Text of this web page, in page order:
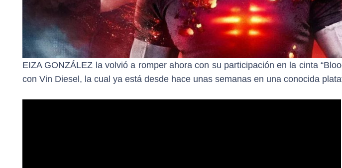
EIZA GONZÁLEZ la volvió a romper ahora con su participación en la cinta
con Vin Diesel, la cual ya está desde hace unas semanas en una conocida